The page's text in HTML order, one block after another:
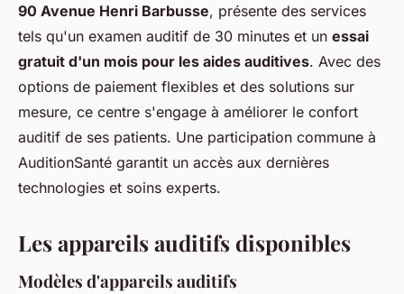
90 Avenue Henri Barbusse, présente des services
tels qu'un examen auditif de 30 minutes et un essai
gratuit d'un mois pour les aides auditives. Avec des
options de paiement flexibles et des solutions sur
mesure, ce centre s'engage à améliorer le confort
auditif de ses patients. Une participation commune à
AuditionSanté garantit un accès aux dernières
technologies et soins experts.
Les appareils auditifs disponibles
Modèles d'appareils auditifs